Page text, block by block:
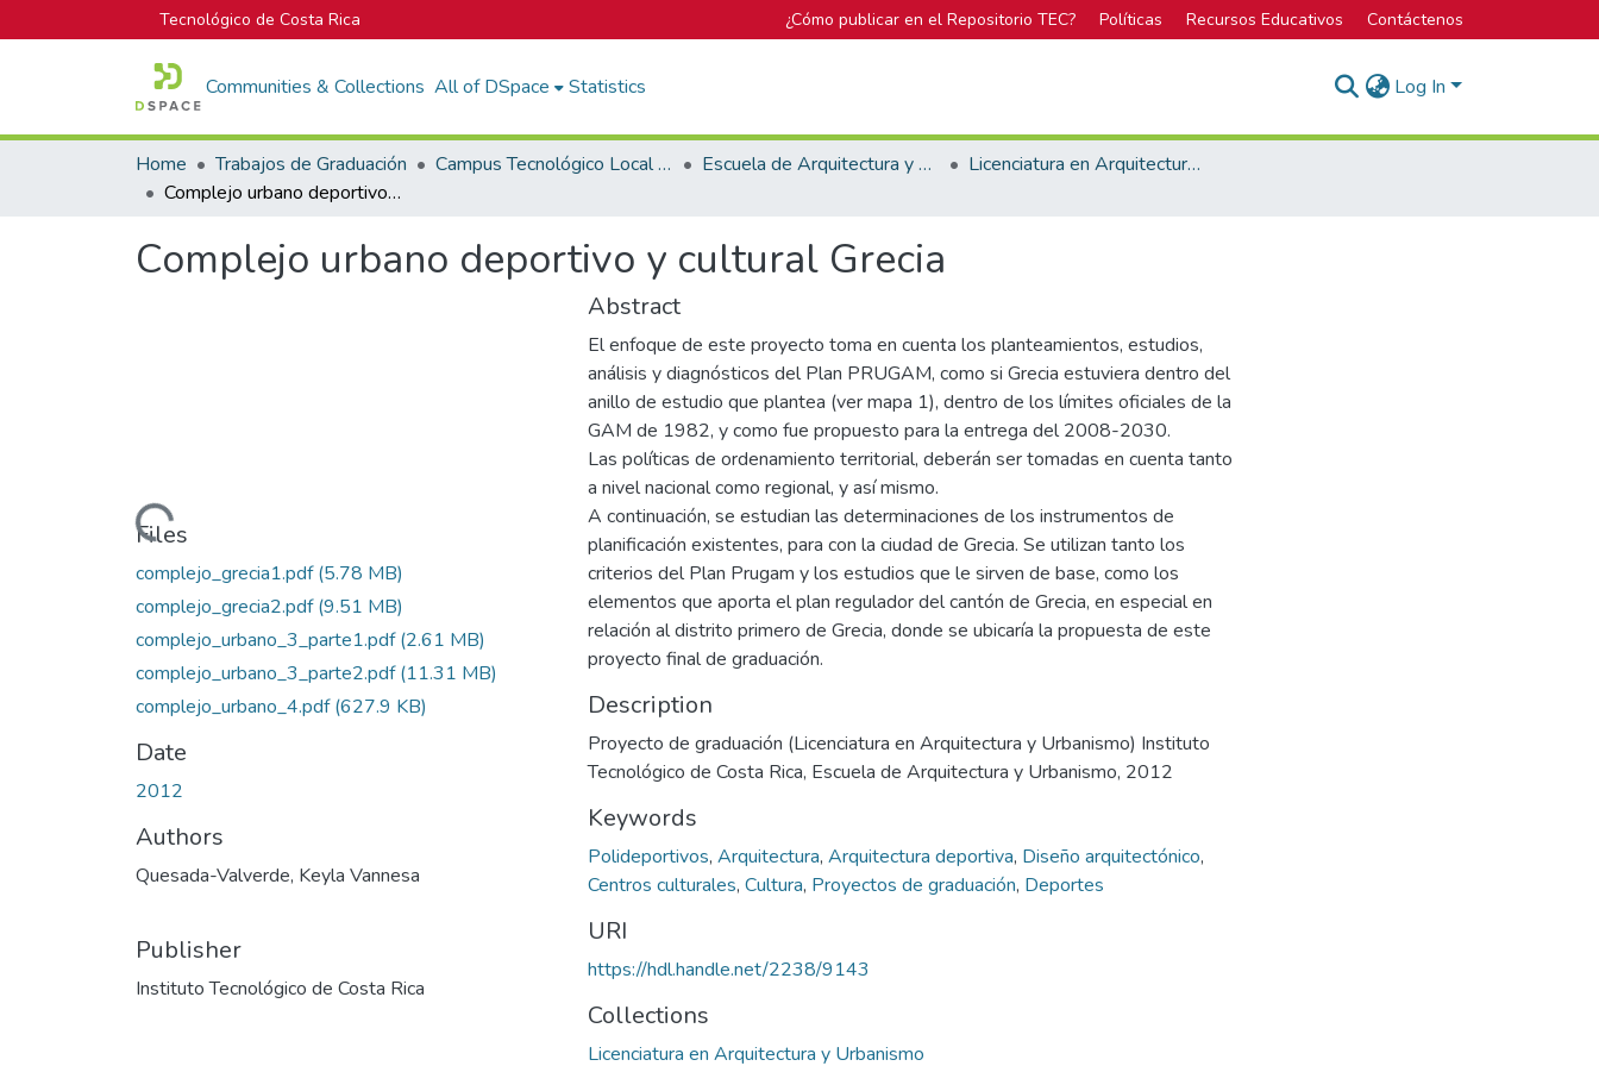
Tecnológico de Costa Rica ¿Cómo publicar en el Repositorio TEC? Políticas Recursos Educativos Contáctenos
Communities & Collections All of DSpace Statistics Log In
Home Trabajos de Graduación Campus Tecnológico Local San José Escuela de Arquitectura y Urbanismo
Licenciatura en Arquitectura y Urbanismo
Complejo urbano deportivo y cultural Grecia
Complejo urbano deportivo y cultural Grecia
Loading...
Files
complejo_grecia1.pdf(5.78 MB)
complejo_grecia2.pdf(9.51 MB)
complejo_urbano_3_parte1.pdf(2.61 MB)
complejo_urbano_3_parte2.pdf(11.31 MB)
complejo_urbano_4.pdf(627.9 KB)
Date
2012
Authors
Quesada-Valverde, Keyla Vannesa
Publisher
Instituto Tecnológico de Costa Rica
Abstract
El enfoque de este proyecto toma en cuenta los planteamientos, estudios,
análisis y diagnósticos del Plan PRUGAM, como si Grecia estuviera dentro del
anillo de estudio que plantea (ver mapa 1), dentro de los límites oficiales de la
GAM de 1982, y como fue propuesto para la entrega del 2008-2030.
Las políticas de ordenamiento territorial, deberán ser tomadas en cuenta tanto
a nivel nacional como regional, y así mismo.
A continuación, se estudian las determinaciones de los instrumentos de
planificación existentes, para con la ciudad de Grecia. Se utilizan tanto los
criterios del Plan Prugam y los estudios que le sirven de base, como los
elementos que aporta el plan regulador del cantón de Grecia, en especial en
relación al distrito primero de Grecia, donde se ubicaría la propuesta de este
proyecto final de graduación.
Description
Proyecto de graduación (Licenciatura en Arquitectura y Urbanismo) Instituto
Tecnológico de Costa Rica, Escuela de Arquitectura y Urbanismo, 2012
Keywords
Polideportivos, Arquitectura, Arquitectura deportiva, Diseño arquitectónico,
Centros culturales, Cultura, Proyectos de graduación, Deportes
URI
https://hdl.handle.net/2238/9143
Collections
Licenciatura en Arquitectura y Urbanismo